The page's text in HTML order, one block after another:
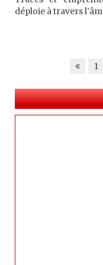
déploie à travers
1